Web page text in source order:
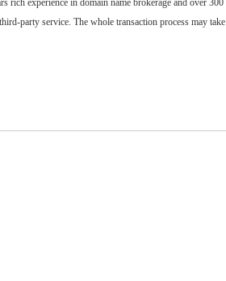
experience in domain name brokerage and over 300
party service. The whole transaction process may take